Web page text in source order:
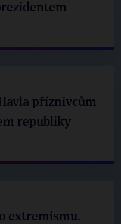
příznivcům
republiky
extremismu.